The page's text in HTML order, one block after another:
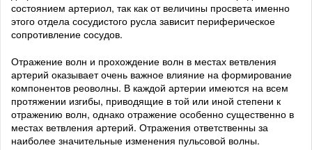
состоянием артериол, так как от величины просвета именно
этого отдела сосудистого русла зависит периферическое
сопротивление сосудов.
Отражение волн и прохождение волн в местах ветвления
артерий оказывает очень важное влияние на формирование
компонентов реоволны. В каждой артерии имеются на всем
протяжении изгибы, приводящие в той или иной степени к
отражению волн, однако отражение особенно существенно в
местах ветвления артерий. Отражения ответственны за
наиболее значительные изменения пульсовой волны.